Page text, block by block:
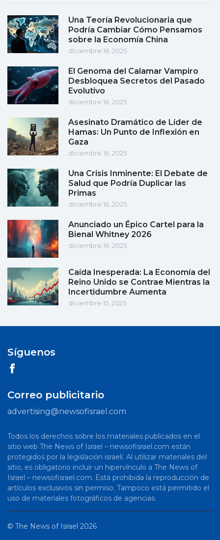
Una Teoría Revolucionaria que
Podría Cambiar Cómo Pensamos
sobre la Economía China
diciembre 16, 2025
El Genoma del Calamar Vampiro
Desbloquea Secretos del Pasado
Evolutivo
diciembre 16, 2025
Asesinato Dramático de Líder de
Hamas: Un Punto de Inflexión en
Gaza
diciembre 16, 2025
Una Crisis Inminente: El Debate de
Salud que Podría Duplicar las
Primas
diciembre 16, 2025
Anunciado un Épico Cartel para la
Bienal Whitney 2026
diciembre 16, 2025
Caída Inesperada: La Economía del
Reino Unido se Contrae Mientras la
Incertidumbre Aumenta
diciembre 15, 2025
Síguenos
Correo publicitario
advertising@newsofisrael.com
Todos los derechos sobre los materiales publicados en el
sitio web The News of Israel – newsofisrael.com están
protegidos por la legislación israelí. Al utilizar materiales del
sitio, es obligatorio incluir un hipervínculo a The News of
Israel – newsofisrael.com. Está prohibida la reproducción de
artículos exclusivos sin permiso. Tampoco está permitido el
uso de materiales fotográficos de agencias.
© The News of Israel 2026